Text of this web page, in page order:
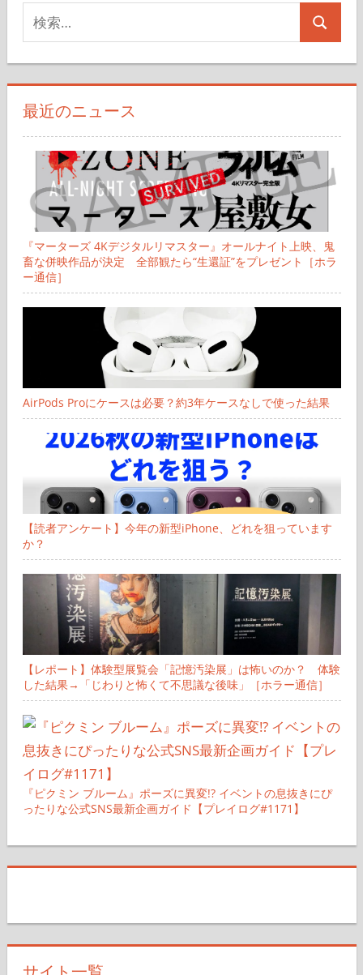
索
対
象:
検
最近のニュース
『マーターズ 4Kデジタルリマスター』オールナイト上映、鬼
畜な併映作品が決定 全部観たら“生還証”をプレゼント［ホラ
ー通信］
AirPods Proにケースは必要？約3年ケースなしで使った結果
【読者アンケート】今年の新型iPhone、どれを狙っています
か？
【レポート】体験型展覧会「記憶汚染展」は怖いのか？ 体験
した結果→「じわりと怖くて不思議な後味」［ホラー通信］
『ピクミン ブルーム』ポーズに異変!? イベントの息抜きにぴ
ったりな公式SNS最新企画ガイド【プレイログ#1171】